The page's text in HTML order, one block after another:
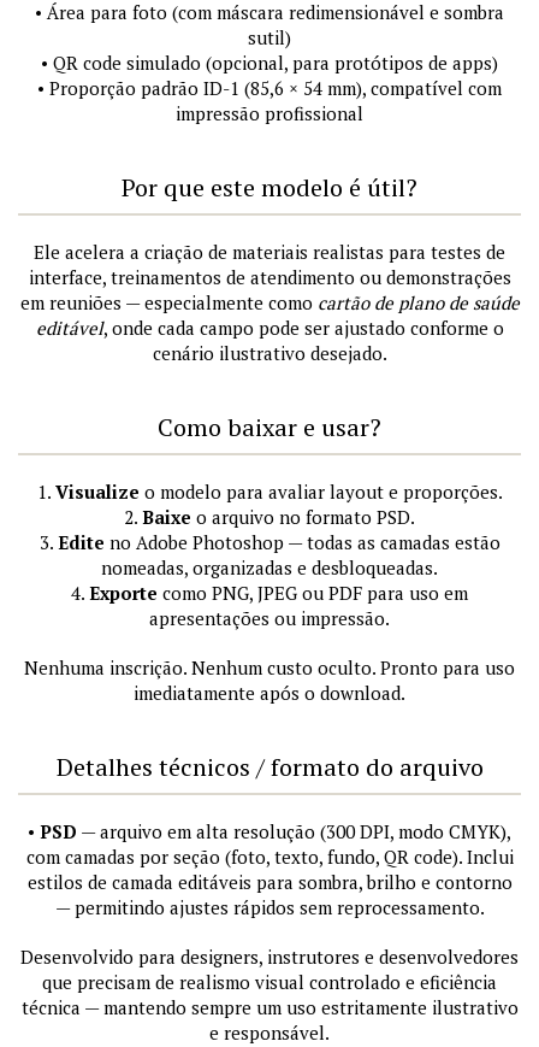
• Área para foto (com máscara redimensionável e sombra
sutil)
• QR code simulado (opcional, para protótipos de apps)
• Proporção padrão ID-1 (85,6 × 54 mm), compatível com
impressão profissional
Por que este modelo é útil?
Ele acelera a criação de materiais realistas para testes de
interface, treinamentos de atendimento ou demonstrações
em reuniões — especialmente como cartão de plano de saúde
editável, onde cada campo pode ser ajustado conforme o
cenário ilustrativo desejado.
Como baixar e usar?
1. Visualize o modelo para avaliar layout e proporções.
2. Baixe o arquivo no formato PSD.
3. Edite no Adobe Photoshop — todas as camadas estão
nomeadas, organizadas e desbloqueadas.
4. Exporte como PNG, JPEG ou PDF para uso em
apresentações ou impressão.
Nenhuma inscrição. Nenhum custo oculto. Pronto para uso
imediatamente após o download.
Detalhes técnicos / formato do arquivo
• PSD — arquivo em alta resolução (300 DPI, modo CMYK),
com camadas por seção (foto, texto, fundo, QR code). Inclui
estilos de camada editáveis para sombra, brilho e contorno
— permitindo ajustes rápidos sem reprocessamento.
Desenvolvido para designers, instrutores e desenvolvedores
que precisam de realismo visual controlado e eficiência
técnica — mantendo sempre um uso estritamente ilustrativo
e responsável.